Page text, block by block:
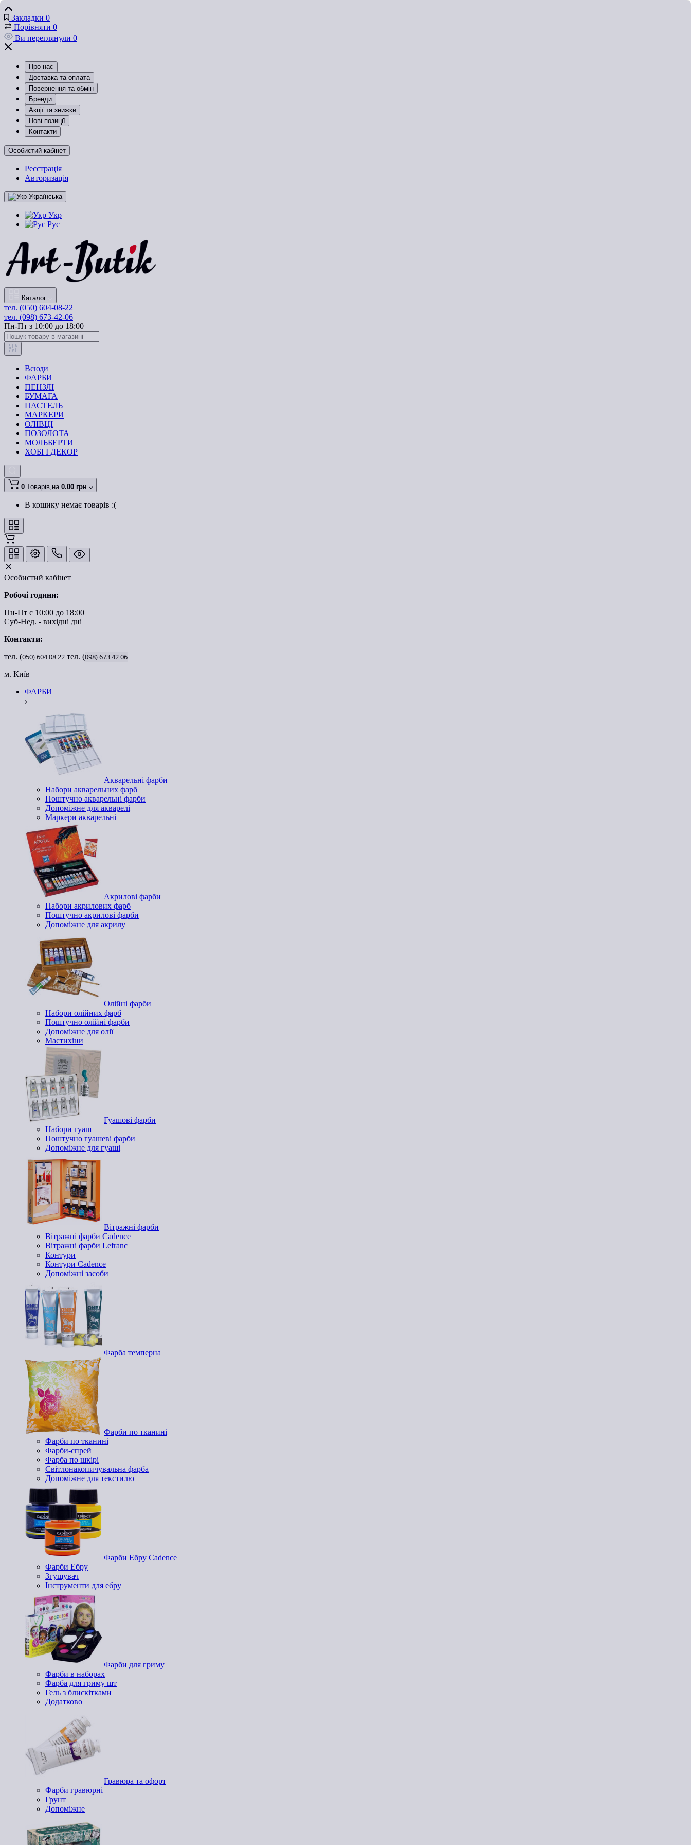
Закладки 0
Порівняти 0
Ви переглянули 0
Про нас
Доставка та оплата
Повернення та обмін
Бренди
Акції та знижки
Нові позиції
Контакти
Особистий кабінет
Реєстрація
Авторизація
Українська
Укр
Рус
Каталог
тел. (050) 604-08-22
тел. (098) 673-42-06
Пн-Пт з 10:00 до 18:00
Всюди
ФАРБИ
ПЕНЗЛІ
БУМАГА
ПАСТЕЛЬ
МАРКЕРИ
ОЛІВЦІ
ПОЗОЛОТА
МОЛЬБЕРТИ
ХОБІ І ДЕКОР
0 Товарів,на 0.00 грн
В кошику немає товарів :(
Особистий кабінет
Робочі години:
Пн-Пт с 10:00 до 18:00
Суб-Нед. - вихідні дні
Контакти:
тел. (050)6040822 тел. (098)6734206
м. Київ
ФАРБИ
Акварельні фарби
Набори акварельних фарб
Поштучно акварельні фарби
Допоміжне для акварелі
Маркери акварельні
Акрилові фарби
Набори акрилових фарб
Поштучно акрилові фарби
Допоміжне для акрилу
Олійні фарби
Набори олійних фарб
Поштучно олійні фарби
Допоміжне для олії
Мастихіни
Гуашові фарби
Набори гуаш
Поштучно гуашеві фарби
Допоміжне для гуаші
Вітражні фарби
Вітражні фарби Cadence
Вітражні фарби Lefranc
Контури
Контури Cadence
Допоміжні засоби
Фарба темперна
Фарби по тканині
Фарби по тканині
Фарби-спрей
Фарба по шкірі
Світлонакопичувальна фарба
Допоміжне для текстилю
Фарби Ебру Cadence
Фарби Ебру
Згущувач
Інструменти для ебру
Фарби для гриму
Фарби в наборах
Фарба для гриму шт
Гель з блискітками
Додатково
Гравюра та офорт
Фарби гравюрні
Грунт
Допоміжне